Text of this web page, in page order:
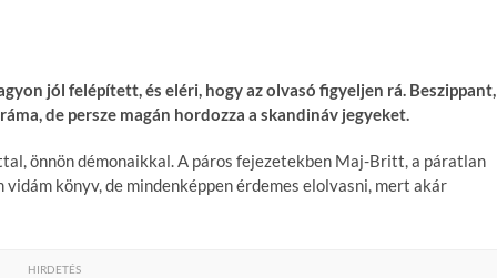
jól felépített, és eléri, hogy az olvasó figyeljen rá. Beszippant,
de persze magán hordozza a skandináv jegyeket.
önnön démonaikkal. A páros fejezetekben Maj-Britt, a páratlan
könyv, de mindenképpen érdemes elolvasni, mert akár
HIRDETÉS